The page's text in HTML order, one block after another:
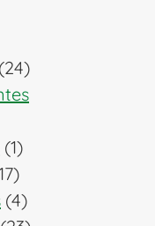
2424
productos
11
producto
17
productos
44